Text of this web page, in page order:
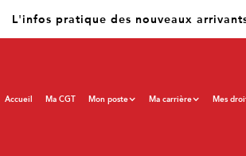
L'infos pratique des nouveaux
Accueil Ma CGT Mon poste Ma carrière Mes